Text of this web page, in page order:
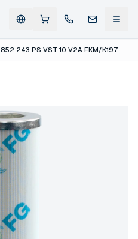
852 243 PS VST 10 V2A FKM/K197